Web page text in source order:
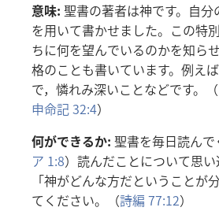
意味: 聖書の著者は神です。 自分
を用いて書かせました。この特別
ちに何を望んでいるのかを知ら
格のことも書いています。 例えば
で， 憐れみ深いことなどです。（
申命記32:4）
何ができるか: 聖書を毎日読ん
ア 1:8） 読んだことについて思い
「神がどんな方だということが
てください。（詩編 77:12）